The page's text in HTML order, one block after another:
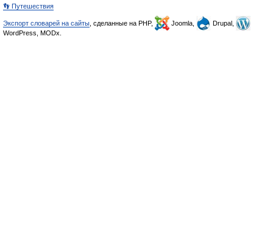
👣 Путешествия
Экспорт словарей на сайты , сделанные на PHP, Joomla,
Drupal,
WordPress, MODx.